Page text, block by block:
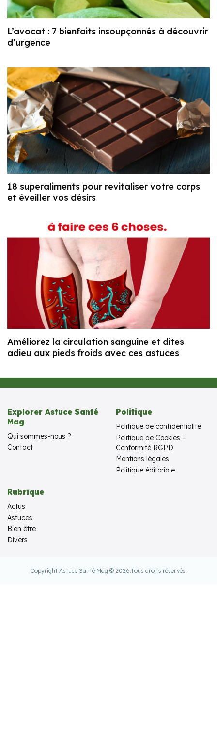
L’avocat : 7 bienfaits insoupçonnés à découvrir
d’urgence
18 superaliments pour revitaliser votre corps
et éveiller vos désirs
Améliorez la circulation sanguine et dites
adieu aux pieds froids avec ces astuces
Explorer Astuce Santé
Mag
Qui sommes-nous ?
Contact
Politique
Politique de confidentialité
Politique de Cookies –
Conformité RGPD
Mentions légales
Politique éditoriale
Rubrique
Actus
Astuces
Bien être
Divers
Copyright Astuce Santé Mag © 2026.Tous droits réservés.